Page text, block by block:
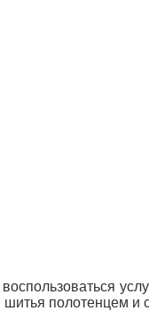
полотенцем и